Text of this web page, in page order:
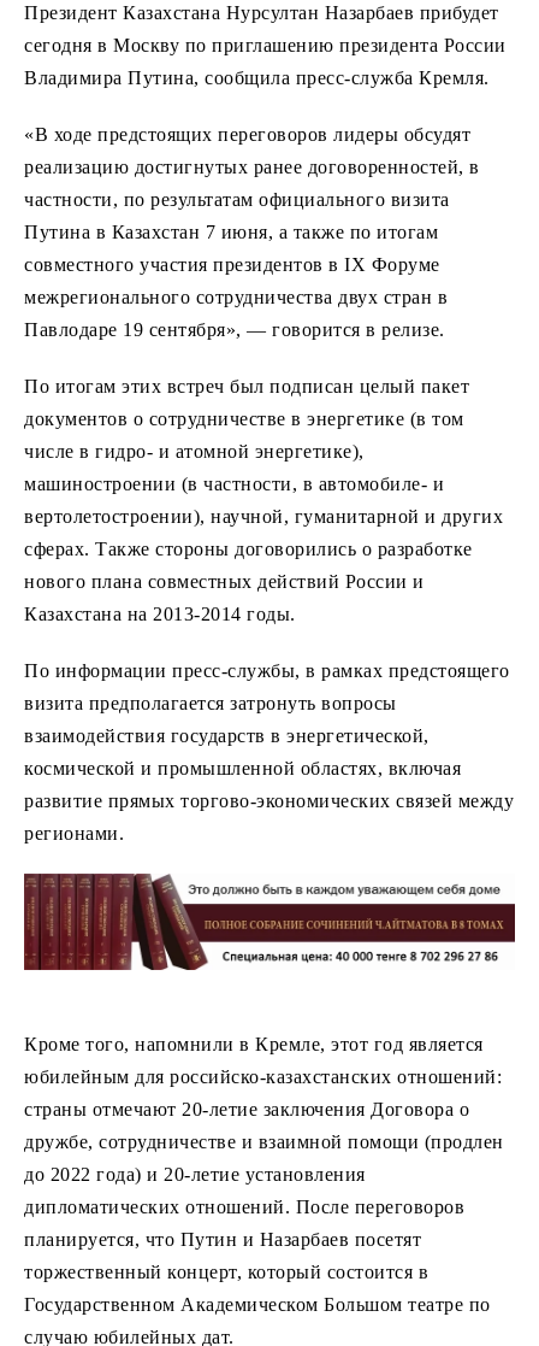
Президент Казахстана Нурсултан Назарбаев прибудет
сегодня в Москву по приглашению президента России
Владимира Путина, сообщила пресс-служба Кремля.
«В ходе предстоящих переговоров лидеры обсудят
реализацию достигнутых ранее договоренностей, в
частности, по результатам официального визита
Путина в Казахстан 7 июня, а также по итогам
совместного участия президентов в IХ Форуме
межрегионального сотрудничества двух стран в
Павлодаре 19 сентября», — говорится в релизе.
По итогам этих встреч был подписан целый пакет
документов о сотрудничестве в энергетике (в том
числе в гидро- и атомной энергетике),
машиностроении (в частности, в автомобиле- и
вертолетостроении), научной, гуманитарной и других
сферах. Также стороны договорились о разработке
нового плана совместных действий России и
Казахстана на 2013-2014 годы.
По информации пресс-службы, в рамках предстоящего
визита предполагается затронуть вопросы
взаимодействия государств в энергетической,
космической и промышленной областях, включая
развитие прямых торгово-экономических связей между
регионами.
Кроме того, напомнили в Кремле, этот год является
юбилейным для российско-казахстанских отношений:
страны отмечают 20-летие заключения Договора о
дружбе, сотрудничестве и взаимной помощи (продлен
до 2022 года) и 20-летие установления
дипломатических отношений. После переговоров
планируется, что Путин и Назарбаев посетят
торжественный концерт, который состоится в
Государственном Академическом Большом театре по
случаю юбилейных дат.